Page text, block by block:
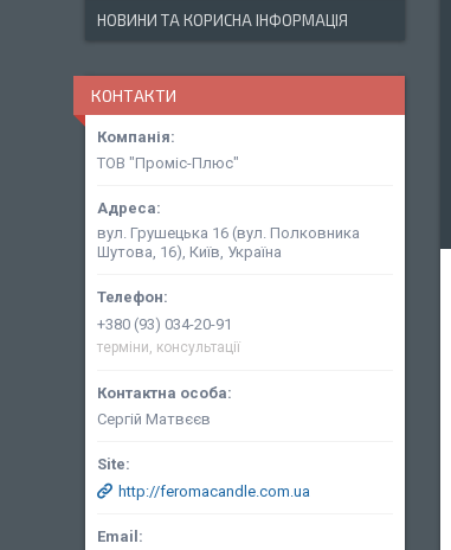
НОВИНИ ТА КОРИСНА ІНФОРМАЦІЯ
КОНТАКТИ
ТОВ "Проміс-Плюс"
вул. Грушецька 16 (вул. Полковника
Шутова, 16), Київ, Україна
+380 (93) 034-20-91
терміни, консультації
Сергій Матвєєв
http://feromacandle.com.ua